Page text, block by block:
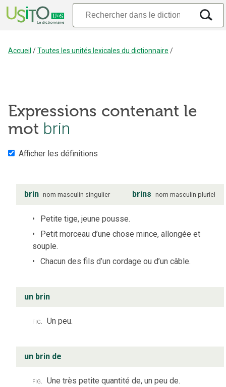
Accueil /Toutes les unités lexicales du dictionnaire /
Expressions contenant le
mot brin
Afficher les définitions
brin nom masculin singulier brins nom masculin pluriel
Petite tige, jeune pousse.
Petit morceau d’une chose mince, allongée et
souple.
Chacun des fils d’un cordage ou d’un câble.
un brin
fig. Un peu.
un brin de
fig. Une très petite quantité de, un peu de.